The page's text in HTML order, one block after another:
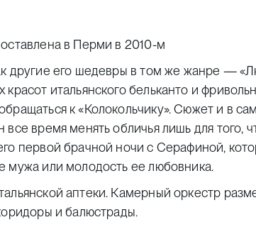
в Перми в 2010-м
другие его шедевры в том же жанре —
итальянского бельканто и
к «Колокольчику». Сюжет и в
время менять обличья лишь для того,
первой брачной ночи с Серафиной,
мужа или молодость ее любовника.
аптеки. Камерный оркестр
и балюстрады.